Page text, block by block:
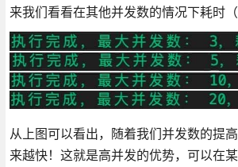
来我们看看在其他并发数的情况下耗时（
从上图可以看出，随着我们并发数的提
来越快！这就是高并发的优势，可以在